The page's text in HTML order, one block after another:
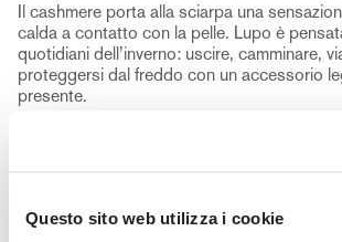
Questo sito web utilizza i cookie
Il cashmere porta alla sciarpa una
calda a contatto con la pelle. Lupo è
quotidiani dell’inverno: uscire, camminare,
proteggersi dal freddo con un accessorio
presente.
Con la misura 35x190 cm, la sciarpa offre
versatile, facile da annodare o lasciare
frange decorative rifiniscono il profilo con
Disponibile in sette colori, Lupo interpreta la